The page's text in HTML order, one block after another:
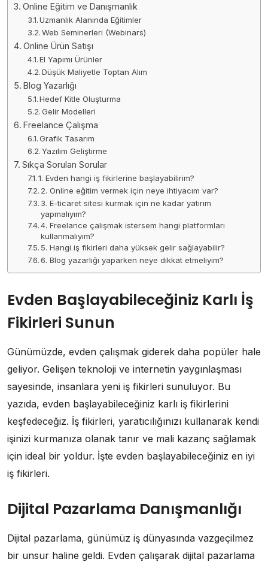
Online Eğitim ve Danışmanlık
Uzmanlık Alanında Eğitimler
Web Seminerleri (Webinars)
Online Ürün Satışı
El Yapımı Ürünler
Düşük Maliyetle Toptan Alım
Blog Yazarlığı
Hedef Kitle Oluşturma
Gelir Modelleri
Freelance Çalışma
Grafik Tasarım
Yazılım Geliştirme
Sıkça Sorulan Sorular
1. Evden hangi iş fikirlerine başlayabilirim?
2. Online eğitim vermek için neye ihtiyacım var?
3. E-ticaret sitesi kurmak için ne kadar yatırım
yapmalıyım?
4. Freelance çalışmak istersem hangi platformları
kullanmalıyım?
5. Hangi iş fikirleri daha yüksek gelir sağlayabilir?
6. Blog yazarlığı yaparken neye dikkat etmeliyim?
Evden Başlayabileceğiniz Karlı İş
Fikirleri Sunun
Günümüzde, evden çalışmak giderek daha popüler hale
geliyor. Gelişen teknoloji ve internetin yaygınlaşması
sayesinde, insanlara yeni iş fikirleri sunuluyor. Bu
yazıda, evden başlayabileceğiniz karlı iş fikirlerini
keşfedeceğiz. İş fikirleri, yaratıcılığınızı kullanarak kendi
işinizi kurmanıza olanak tanır ve mali kazanç sağlamak
için ideal bir yoldur. İşte evden başlayabileceğiniz en iyi
iş fikirleri.
Dijital Pazarlama Danışmanlığı
Dijital pazarlama, günümüz iş dünyasında vazgeçilmez
bir unsur haline geldi. Evden çalışarak dijital pazarlama